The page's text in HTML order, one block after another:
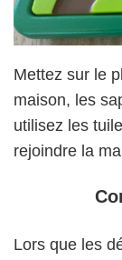
Mettez sur le
maison, les
utilisez les
rejoindre la
Lors que les